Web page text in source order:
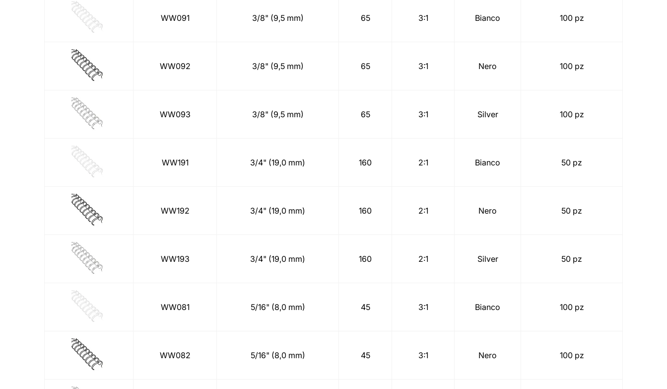
WW091 3/8" (9,5 mm) 65 3:1 Bianco 100 pz
WW092 3/8" (9,5 mm) 65 3:1 Nero 100 pz
WW093 3/8" (9,5 mm) 65 3:1 Silver 100 pz
WW191 3/4" (19,0 mm) 160 2:1 Bianco 50 pz
WW192 3/4" (19,0 mm) 160 2:1 Nero 50 pz
WW193 3/4" (19,0 mm) 160 2:1 Silver 50 pz
WW081 5/16" (8,0 mm) 45 3:1 Bianco 100 pz
WW082 5/16" (8,0 mm) 45 3:1 Nero 100 pz